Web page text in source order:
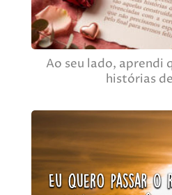
Ao seu lado, aprendi
histórias